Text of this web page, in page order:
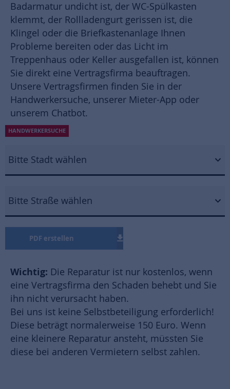
Badarmatur undicht ist, der WC-Spülkasten
klemmt, der Rollladengurt gerissen ist, die
Klingel oder die Briefkastenanlage Ihnen
Probleme bereiten oder das Licht im
Treppenhaus oder Keller ausgefallen ist, können
Sie direkt eine Vertragsfirma beauftragen.
Unsere Vertragsfirmen finden Sie in der
Handwerkersuche, unserer Mieter-App oder
unserem Chatbot.
HANDWERKERSUCHE
Bitte Stadt wählen
Bitte Straße wählen
PDF erstellen
Wichtig: Die Reparatur ist nur kostenlos, wenn
eine Vertragsfirma den Schaden behebt und Sie
ihn nicht verursacht haben.
Bei uns ist keine Selbstbeteiligung erforderlich!
Diese beträgt normalerweise 150 Euro. Wenn
eine kleinere Reparatur ansteht, müssten Sie
diese bei anderen Vermietern selbst zahlen.